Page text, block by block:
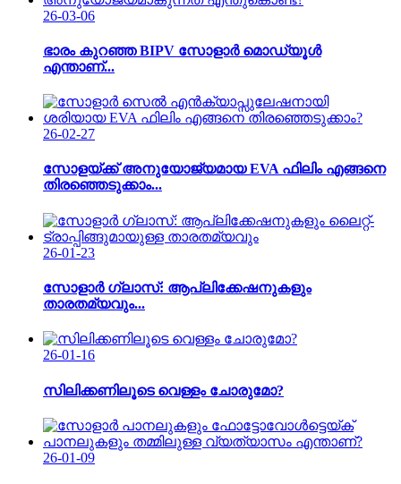
26-03-06
ഭാരം കുറഞ്ഞ BIPV സോളാർ മൊഡ്യൂൾ
എന്താണ്...
26-02-27
സോളയ്ക്ക് അനുയോജ്യമായ EVA ഫിലിം എങ്ങനെ
തിരഞ്ഞെടുക്കാം...
26-01-23
സോളാർ ഗ്ലാസ്: ആപ്ലിക്കേഷനുകളും
താരതമ്യവും...
26-01-16
സിലിക്കണിലൂടെ വെള്ളം ചോരുമോ?
26-01-09